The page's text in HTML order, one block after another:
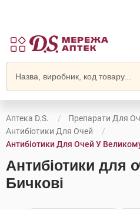
Аптека D.S.
Препарати Для
Антибіотики Для Очей
Антибіотики Для Очей У
Антибіотики для
Бичкові